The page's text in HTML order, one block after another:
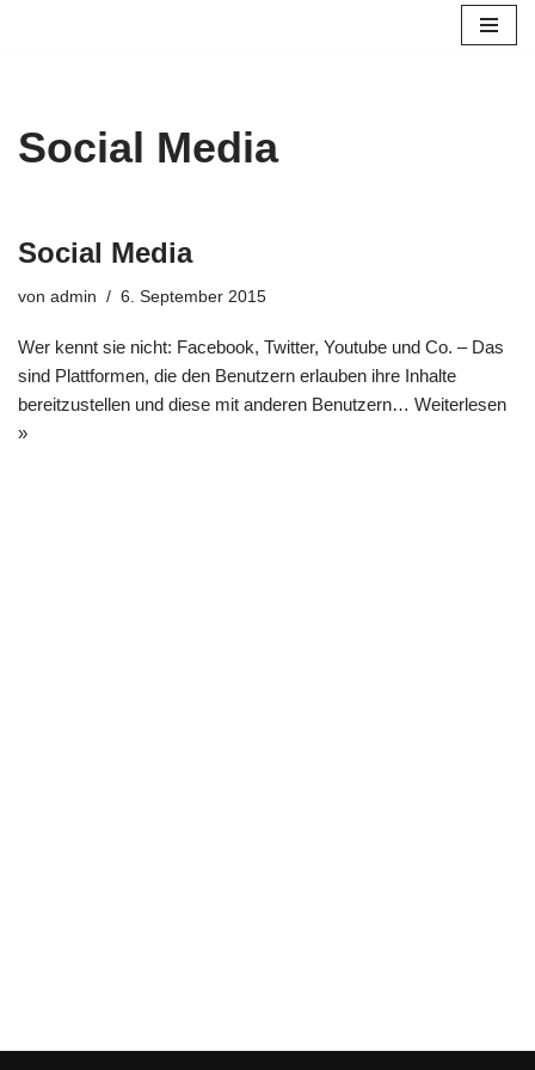
Social Media
Social Media
von admin 6. September 2015
Wer kennt sie nicht: Facebook, Twitter, Youtube und Co. – Das
sind Plattformen, die den Benutzern erlauben ihre Inhalte
bereitzustellen und diese mit anderen Benutzern… Weiterlesen
»